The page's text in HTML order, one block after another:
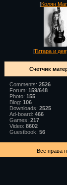
[Колян
[Гитара и
Счетчик
Comments: 2526
Forum: 159/648
Photo: 155
Blog: 106
Downloads: 2525
Ad-board: 466
Games: 217
Video: 8602
Guestbook: 56
Все права